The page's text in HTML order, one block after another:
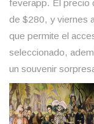
feverapp. El precio
de $280, y viernes
que permite el
seleccionado,
un souvenir